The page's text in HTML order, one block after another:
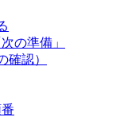
の準備」
確認）